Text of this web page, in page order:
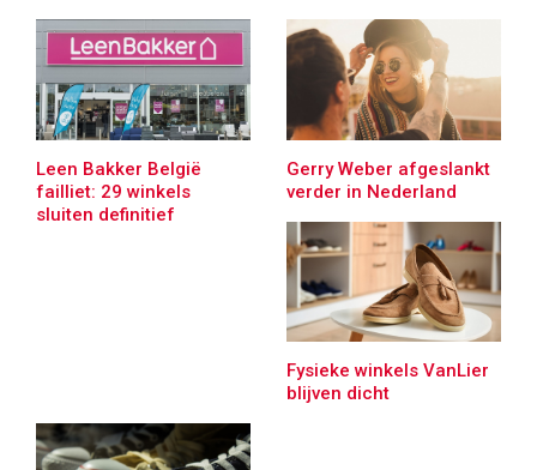
Leen Bakker België
failliet: 29 winkels
sluiten definitief
Gerry Weber afgeslankt
verder in Nederland
Fysieke winkels VanLier
blijven dicht